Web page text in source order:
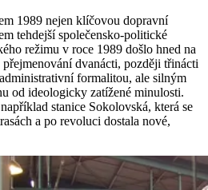
1989 nejen klíčovou dopravní
tehdejší společensko-politické
režimu v roce 1989 došlo hned na
dvanácti, později třinácti
formalitou, ale silným
od ideologicky zatížené minulosti.
stanice Sokolovská, která se
a po revoluci dostala nové,